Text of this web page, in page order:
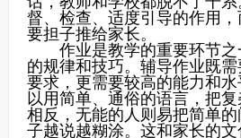
督、检查、适度引导的作用
要担子推给家长。
作业是教学的重要环节之
的规律和技巧。辅导作业既
要求，更需要较高的能力和
以用简单、通俗的语言，把复
相反，无能的人则易把简单
子越说越糊涂。这和家长的